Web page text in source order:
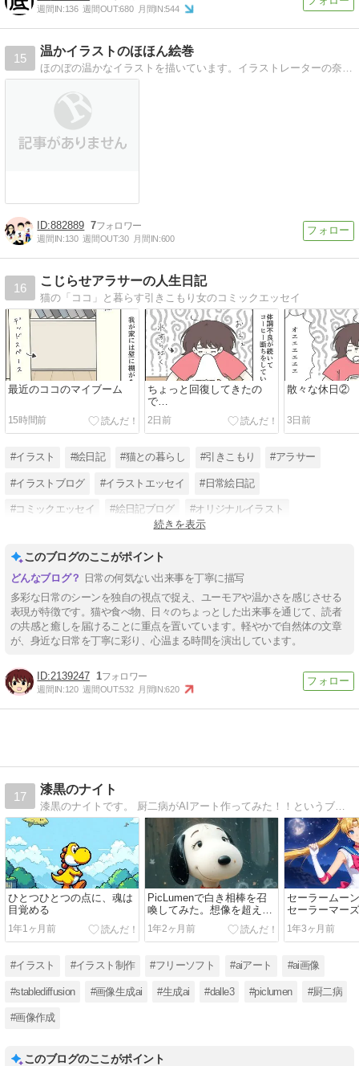
週間IN:136 週間OUT:680 月間IN:544
15
温かイラストのほほん絵巻
ほのぼの温かなイラストを描いています。イラストレーターの奈央キミコです。
882889 7
週間IN:130 週間OUT:30 月間IN:600
16
こじらせアラサーの人生日記
猫の「ココ」と暮らす引きこもり女のコミックエッセイ
最近のココのマイブーム
15時間前
ちょっと回復してきたの
で…
2日前
散々な休日②
3日前
#イラスト #絵日記 #猫との暮らし #引きこもり #アラサー
#イラストブログ #イラストエッセイ #日常絵日記
#コミックエッセイ #絵日記ブログ #オリジナルイラスト
続きを表示
このブログのここがポイント
日常の何気ない出来事を丁寧に描写
多彩な日常のシーンを独自の視点で捉え、ユーモアや温かさを感じさせる
表現が特徴です。猫や食べ物、日々のちょっとした出来事を通じて、読者
の共感と癒しを届けることに重点を置いています。軽やかで自然体の文章
が、身近な日常を丁寧に彩り、心温まる時間を演出しています。
2139247 1
週間IN:120 週間OUT:532 月間IN:620
17
漆黒のナイト
漆黒のナイトです。 厨二病がAIアート作ってみた！！というブログです。楽しんでいきたまえ！！
ひとつひとつの点に、魂は
目覚める
1年1ヶ月前
PicLumenで白き相棒を召
喚してみた。想像を超えた
存在、降臨！
1年2ヶ月前
セーラームー
セーラーマー
てみた
1年3ヶ月前
#イラスト #イラスト制作 #フリーソフト #aiアート #ai画像
#stablediffusion #画像生成ai #生成ai #dalle3 #piclumen #厨二病
#画像作成
このブログのここがポイント